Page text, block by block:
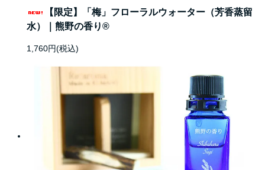
【限定】「梅」フローラルウォーター（芳香蒸留
水）｜熊野の香り®
1,760円(税込)